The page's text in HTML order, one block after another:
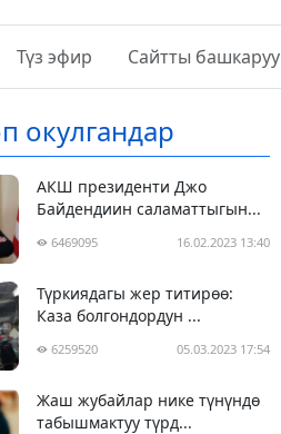
Түз эфир Сайтты башкаруу
окулгандар
АКШ президенти Джо
Байдендиин саламаттыгын...
6469095 16.02.2023 13:40
Түркиядагы жер титирөө:
Каза болгондордун ...
6259520 05.03.2023 17:54
Жаш жубайлар нике түнүндө
табышмактуу түрд...